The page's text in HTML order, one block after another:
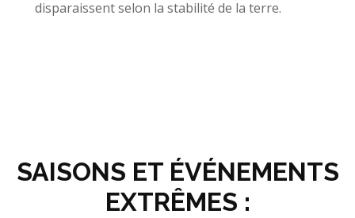
disparaissent selon la stabilité de la terre.
SAISONS ET ÉVÉNEMENTS
EXTRÊMES :